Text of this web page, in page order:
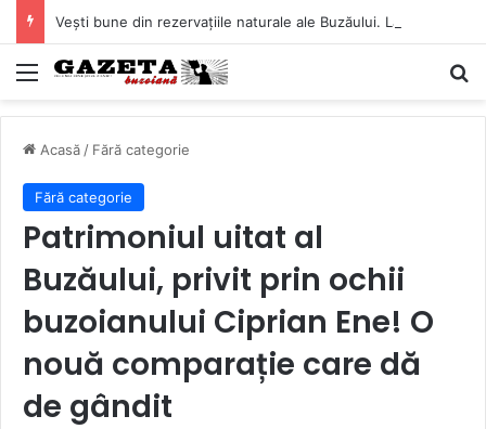
Mediu
Acasă / Fără categorie
Fără categorie
Patrimoniul uitat al
Buzăului, privit prin ochii
buzoianului Ciprian Ene! O
nouă comparație care dă
de gândit